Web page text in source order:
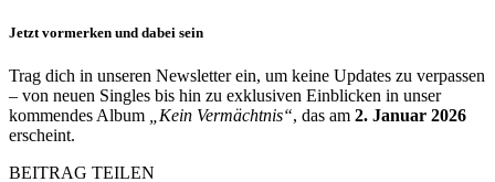
Jetzt vormerken und dabei sein
Trag dich in unseren Newsletter ein, um keine Updates zu verpassen
– von neuen Singles bis hin zu exklusiven Einblicken in unser
kommendes Album
„Kein Vermächtnis“, das am 2. Januar 2026
erscheint.
BEITRAG TEILEN